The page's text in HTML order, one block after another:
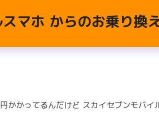
マホ からのお乗り換え
かってるんだけど スカイセブンモバイ